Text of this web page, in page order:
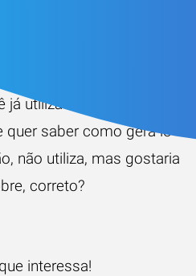
da nossa central de
utiliza carnê como
saber como gerá-lo
não utiliza, mas gostaria
correto?
interessa!